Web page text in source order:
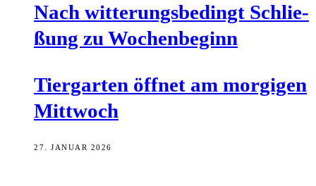
Nach wit­te­rungs­be­dingt Schlie­
ßung zu Wochenbeginn
Tier­gar­ten öff­net am mor­gi­gen
Mittwoch
27. JANUAR 2026